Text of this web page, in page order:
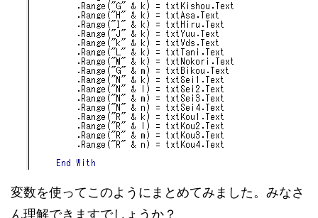
変数を使ってこのようにまとめてみました。みなさ
ん理解できますでしょうか？